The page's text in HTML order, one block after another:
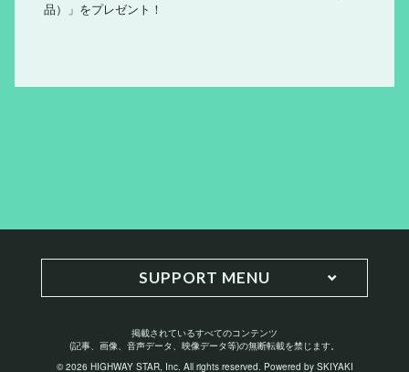
品）」をプレゼント！
SUPPORT MENU
掲載されているすべてのコンテンツ
(記事、画像、音声データ、映像データ等)の無断転載を禁じます。
© 2026 HIGHWAY STAR, Inc. All rights reserved. Powered by SKIYAKI